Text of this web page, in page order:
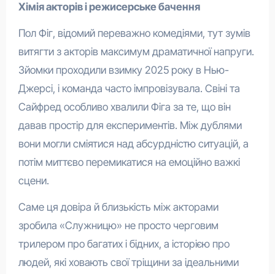
Хімія акторів і режисерське бачення
Пол Фіг, відомий переважно комедіями, тут зумів
витягти з акторів максимум драматичної напруги.
Зйомки проходили взимку 2025 року в Нью-
Джерсі, і команда часто імпровізувала. Свіні та
Сайфред особливо хвалили Фіга за те, що він
давав простір для експериментів. Між дублями
вони могли сміятися над абсурдністю ситуацій, а
потім миттєво перемикатися на емоційно важкі
сцени.
Саме ця довіра й близькість між акторами
зробила «Служницю» не просто черговим
трилером про багатих і бідних, а історією про
людей, які ховають свої тріщини за ідеальними